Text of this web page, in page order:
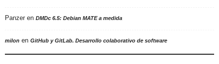
Panzer en DMDc 6.5: Debian MATE a medida
milon en GitHub y GitLab. Desarrollo colaborativo de software